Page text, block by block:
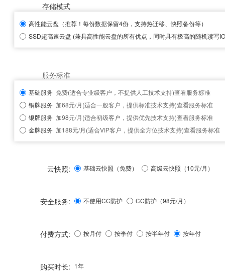
存储模式
高性能云盘 （推荐！每份数据保留4份，支持热迁移、快照备份等）
SSD超高速云盘 (兼具高性能云盘的所有优点，同时具有极高的随机读写
服务标准
基础服务 免费(适合专业级客户，不提供人工技术支持)查看服务标准
铜牌服务 加68元/月(适合一般客户，提供标准技术支持)查看服务标准
银牌服务 加98元/月(适合初级客户，提供优先技术支持)查看服务标准
金牌服务 加188元/月(适合VIP客户，提供全方位技术支持)查看服务标准
云快照: 基础云快照（免费） 高级云快照（10元/月）
安全服务: 不使用CC防护 CC防护（98元/月）
付费方式: 按月付 按季付 按半年付 按年付
购买时长: 1年